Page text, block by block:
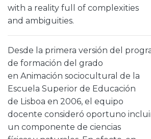
with a reality full of complexities
and ambiguities.
Desde la primera versión del
de formación del grado
en Animación sociocultural de la
Escuela Superior de Educación
de Lisboa en 2006, el equipo
docente consideró oportuno
un componente de ciencias